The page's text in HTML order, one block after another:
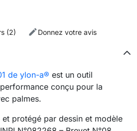
(2)
Donnez votre avis
de ylon-a® est un outil
conçu pour la
palmes.
protégé par dessin et modèle